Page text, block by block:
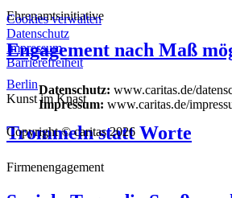
Ehrenamtsinitiative
Engagement nach Maß
Berlin
Kunst im Knast
Trommeln statt Worte
Firmenengagement
Cookies verwalten
Datenschutz
Impressum
Barrierefreiheit
Datenschutz: www.caritas.de/
Impressum: www.caritas.de/
Copyright © caritas 2026